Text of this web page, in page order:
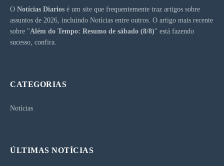
O Notícias Diarios é um site que frequentemente traz artigos sobre
assuntos de 2026, incluindo Notícias entre outros. O artigo mais recente
sobre "Além do Tempo: Resumo de sábado (8/8)" está fazendo
sucesso, confira.
CATEGORIAS
Notícias
ÚLTIMAS NOTÍCIAS